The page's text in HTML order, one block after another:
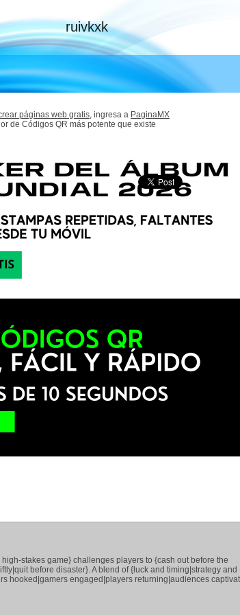
ruivkxk
páginas web gratis, ingresa a PaginaMX
de Códigos QR más potente que existe
stakes game} challenges players to {cash out before the
before disaster}. A blend of {luck and timing|strategy and
hooked|gamers engaged|players returning|audiences